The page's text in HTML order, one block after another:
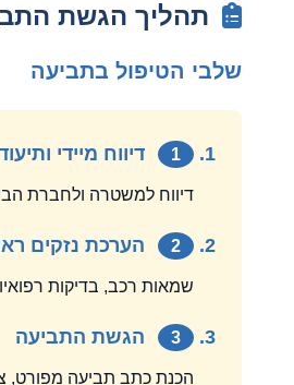
תהליך הגשת
שלבי הטיפול בתביעה
1 דיווח מיידי
דיווח למשטרה ולחברת הביטוח תוך 72 שעות, צילום זירת
2 הערכת נזקים
שמאות רכב, בדיקות
3 הגשת התביעה
הכנת כתב תביעה מפורט,